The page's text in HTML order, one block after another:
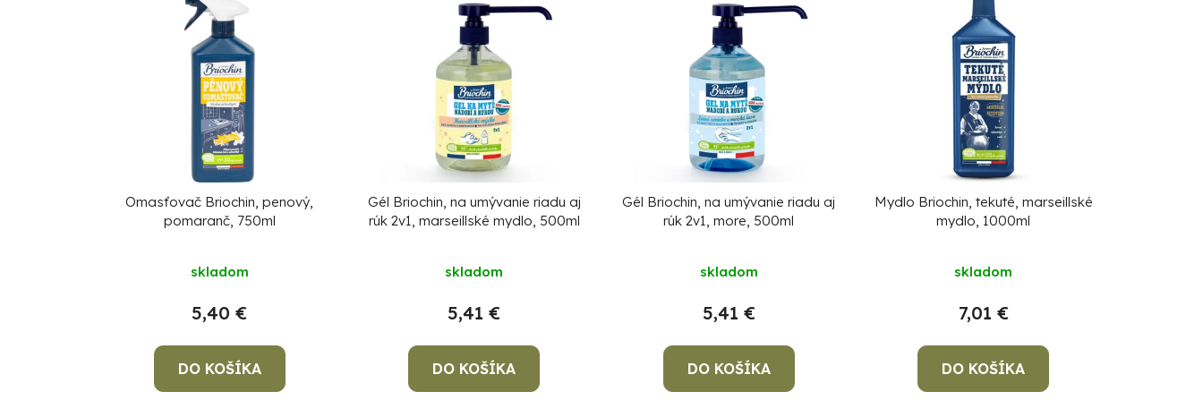
Omasťovač Briochin, penový,
pomaranč, 750ml
skladom
5,40 €
DO KOŠÍKA
Gél Briochin, na umývanie riadu aj
rúk 2v1, marseillské mydlo, 500ml
skladom
5,41 €
DO KOŠÍKA
Gél Briochin, na umývanie riadu aj
rúk 2v1, more, 500ml
skladom
5,41 €
DO KOŠÍKA
Mydlo Briochin, tekuté, marseillské
mydlo, 1000ml
skladom
7,01 €
DO KOŠÍKA